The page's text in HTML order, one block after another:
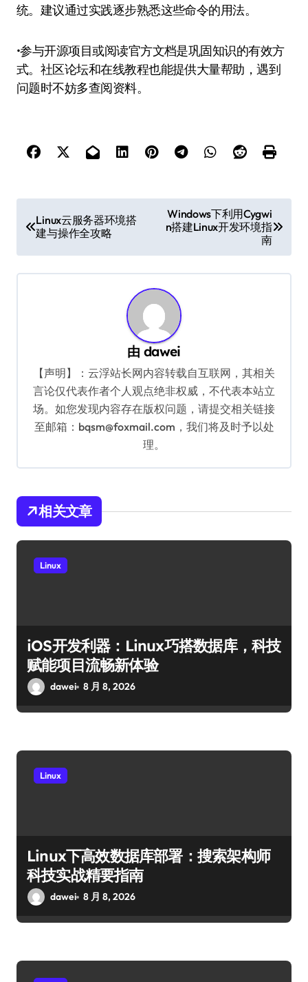
统。建议通过实践逐步熟悉这些命令的用法。
•参与开源项目或阅读官方文档是巩固知识的有效方
式。社区论坛和在线教程也能提供大量帮助，遇到
问题时不妨多查阅资料。
章
导
航
Linux云服务器环境搭
建与操作全攻略
Windows下利用Cygwi
n搭建Linux开发环境指
南
由dawei
【声明】：云浮站长网内容转载自互联网，其相关
言论仅代表作者个人观点绝非权威，不代表本站立
场。如您发现内容存在版权问题，请提交相关链接
至邮箱：bqsm@foxmail.com，我们将及时予以处
理。
相关文章
Linux
iOS开发利器：Linux巧搭数据库，科技
赋能项目流畅新体验
dawei 8 月 8, 2026
Linux
Linux下高效数据库部署：搜索架构师
科技实战精要指南
dawei 8 月 8, 2026